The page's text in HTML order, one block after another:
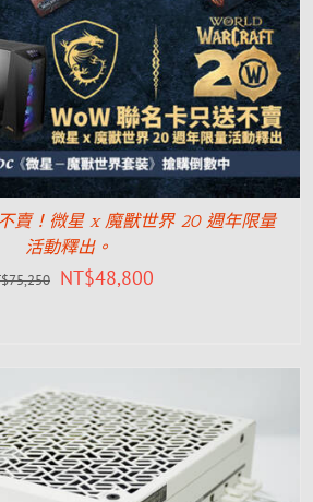
賣！微星 x 魔獸世界 20 週年限量
活動釋出。
75,250 NT$48,800